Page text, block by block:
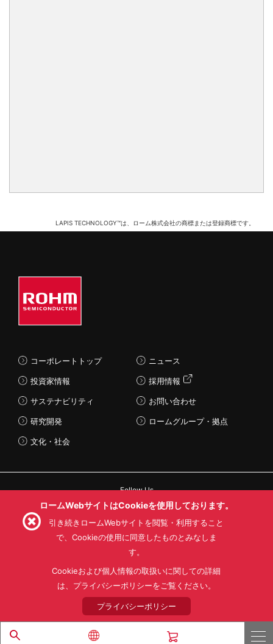
LAPIS TECHNOLOGY™は、ローム株式会社の商標または登録商標です。
コーポレートトップ
投資家情報
サステナビリティ
研究開発
文化・社会
ニュース
採用情報
お問い合わせ
ロームグループ・拠点
Follow Us
利用目的
プライバシーポリシー
サイトマップ
ローム製品の販売に関する標準契約条件書(PDF)
© 1997 - 2026 ROHM CO., LTD. ALL RIGHTS RESERVED.
ロームWebサイトはCookieを使用しております。
引き続きロームWebサイトを閲覧・利用すること
で、Cookieの使用に同意したものとみなしま
す。
Cookieおよび個人情報の取扱いに関しての詳細
は、プライバシーポリシーをご覧ください。
プライバシーポリシー